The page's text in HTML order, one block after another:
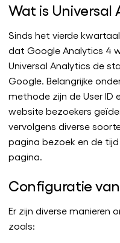
Wat is Universal
Sinds het vierde
dat Google Analytics 4
Universal Analytics de
Google. Belangrijke
methode zijn de User ID
website bezoekers
vervolgens diverse
pagina bezoek en de
pagina.
Configuratie
Er zijn diverse manieren
zoals: